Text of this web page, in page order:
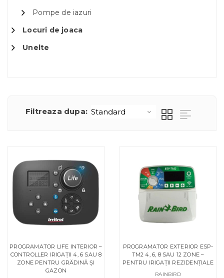
Pompe de iazuri
Locuri de joaca
Unelte
Filtreaza dupa:
PROGRAMATOR LIFE INTERIOR –
CONTROLLER IRIGAȚII 4, 6 SAU 8
ZONE PENTRU GRĂDINĂ ȘI
GAZON
PROGRAMATOR EXTERIOR ESP-
TM2 4, 6, 8 SAU 12 ZONE –
PENTRU IRIGAȚII REZIDENȚIALE
RAINBIRD